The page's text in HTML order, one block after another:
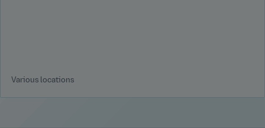
Various locations